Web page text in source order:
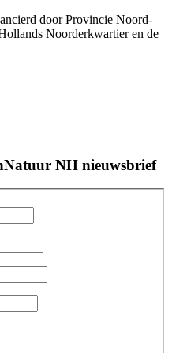
door Provincie Noord-
Noorderkwartier en de
NH nieuwsbrief